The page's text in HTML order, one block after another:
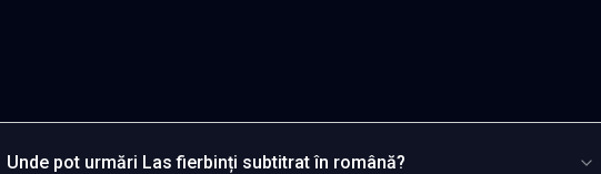
Unde pot urmări Las fierbinți subtitrat în română?